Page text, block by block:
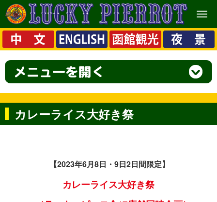
メ
ニ
ュ
ー
カレーライス大好き祭
【2023年6月8日・9日2日間限定】
カレーライス大好き祭